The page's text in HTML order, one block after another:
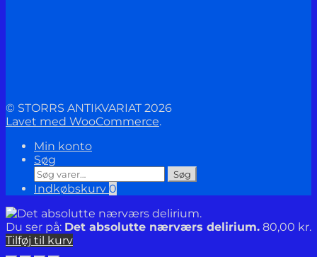
© STORRS ANTIKVARIAT 2026
Lavet med WooCommerce.
Min konto
Søg
Søg
efter:
Søg
Indkøbskurv 0
Du ser på: Det absolutte nærværs delirium. 80,00 kr.
Tilføj til kurv